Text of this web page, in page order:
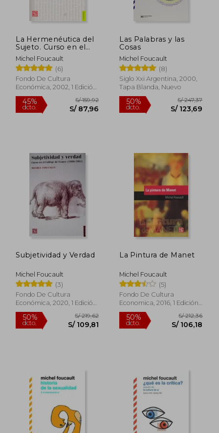
45%
dcto. S/ 123,89
45%
dcto.
La Hermenéutica del
Sujeto. Curso en el
Collége de France
Michel Foucault
(6)
Fondo De Cultura
Económica, 2002, 1 Edición,
Tapa Blanda, Nuevo
Las Palabras y las
Cosas
Michel Foucault
(8)
Siglo Xxi Argentina, 2000,
Tapa Blanda, Nuevo
Subjetividad y Verdad
Michel Foucault
(3)
Fondo De Cultura
Económica, 2020, 1 Edición,
Tapa Blanda, Nuevo
La Pintura de Manet
Michel Foucault
(5)
Fondo De Cultura
Economica, 2016, 1 Edición,
Tapa Blanda, Nuevo